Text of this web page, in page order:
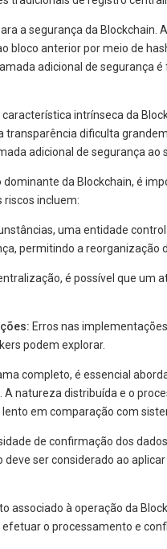
a segurança da Blockchain.
bloco anterior por meio de
adicional de segurança
intrínseca da
transparência dificulta
adicional de segurança ao
da Blockchain, é
riscos incluem:
uma entidade
permitindo a reorganização
é possível que um
Erros nas
podem explorar.
completo, é essencial
natureza distribuída e o
em comparação com
de confirmação dos
ser considerado ao
associado à operação da
o processamento e